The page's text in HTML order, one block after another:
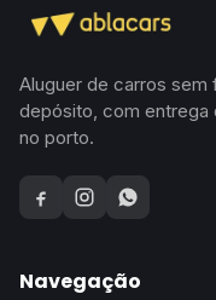
Aluguer de carros sem
depósito, com entrega
no porto.
FacebookInstagramWhatsApp
Navegação